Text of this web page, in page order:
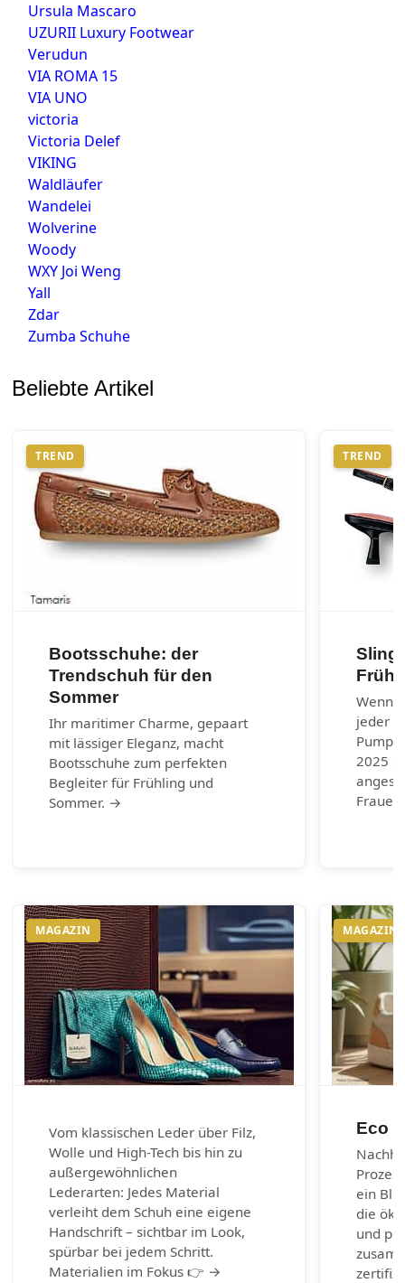
Ursula Mascaro
UZURII Luxury Footwear
Verudun
VIA ROMA 15
VIA UNO
victoria
Victoria Delef
VIKING
Waldläufer
Wandelei
Wolverine
Woody
WXY Joi Weng
Yall
Zdar
Zumba Schuhe
Beliebte Artikel
TREND
Bootsschuhe: der
Trendschuh für den
Sommer
Ihr maritimer Charme, gepaart
mit lässiger Eleganz, macht
Bootsschuhe zum perfekten
Begleiter für Frühling und
Sommer. →
TREND
Wenn
jeder
2025
MAGAZIN
Vom klassischen Leder über Filz,
Wolle und High-Tech bis hin zu
außergewöhnlichen
Lederarten: Jedes Material
verleiht dem Schuh eine eigene
Handschrift – sichtbar im Look,
spürbar bei jedem Schritt.
Materialien im Fokus 👉 →
MAGAZIN
Eco
ein
die
und